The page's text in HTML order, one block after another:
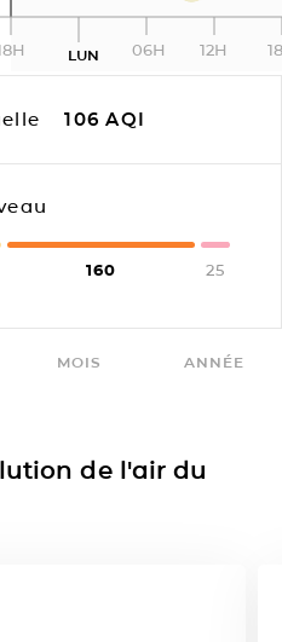
LUN 06H 12H
106 AQI
160 25
MOIS ANNÉE
de l'air du